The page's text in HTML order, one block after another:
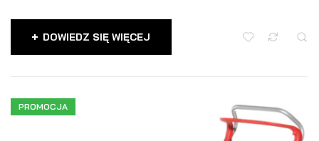
DOWIEDZ SIĘ WIĘCEJ
PROMOCJA